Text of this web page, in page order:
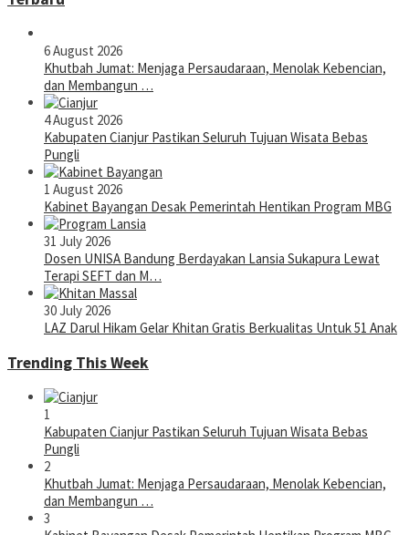
6 August 2026
Khutbah Jumat: Menjaga Persaudaraan, Menolak Kebencian,
dan Membangun …
4 August 2026
Kabupaten Cianjur Pastikan Seluruh Tujuan Wisata Bebas
Pungli
1 August 2026
Kabinet Bayangan Desak Pemerintah Hentikan Program MBG
31 July 2026
Dosen UNISA Bandung Berdayakan Lansia Sukapura Lewat
Terapi SEFT dan M…
30 July 2026
LAZ Darul Hikam Gelar Khitan Gratis Berkualitas Untuk 51 Anak
Trending This Week
1
Kabupaten Cianjur Pastikan Seluruh Tujuan Wisata Bebas
Pungli
2
Khutbah Jumat: Menjaga Persaudaraan, Menolak Kebencian,
dan Membangun …
3